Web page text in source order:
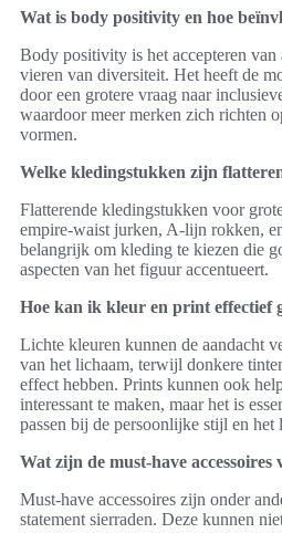
Wat is body positivity en hoe
Body positivity is het accepteren van
vieren van diversiteit. Het heeft de
door een grotere vraag naar
waardoor meer merken zich richten
vormen.
Welke kledingstukken zijn
Flatterende kledingstukken voor
empire-waist jurken, A-lijn rokken,
belangrijk om kleding te kiezen die
aspecten van het figuur accentueert.
Hoe kan ik kleur en print effectief
Lichte kleuren kunnen de aandacht
van het lichaam, terwijl donkere
effect hebben. Prints kunnen ook
interessant te maken, maar het is
passen bij de persoonlijke stijl en het
Wat zijn de must-have accessoires
Must-have accessoires zijn onder
statement sierraden. Deze kunnen